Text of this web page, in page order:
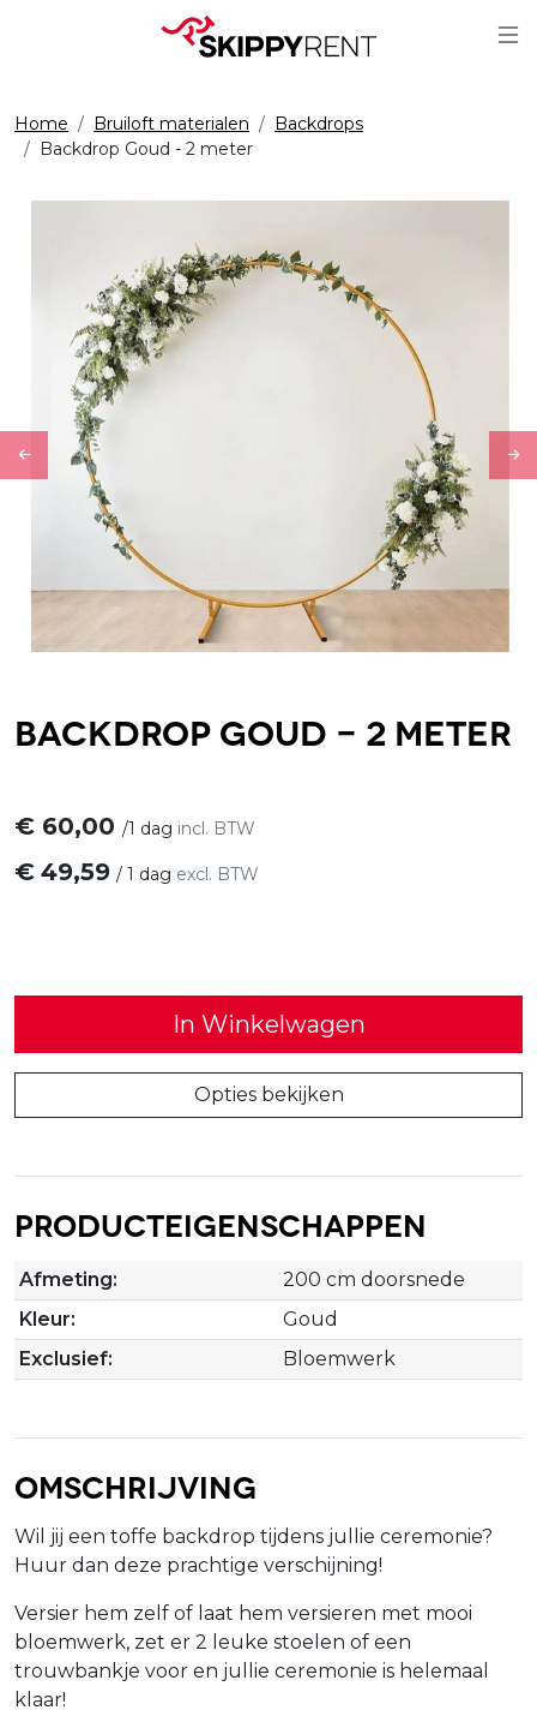
Home Bruiloft materialen
Backdrops
Backdrop Goud - 2 meter
Previous
Backdrop Goud - 2 meter
€ 60,00 /1 dag incl. BTW
€ 49,59 / 1 dag excl. BTW
In Winkelwagen
Opties bekijken
Producteigenschappen
Afmeting:
200 cm doorsnede
Kleur:
Goud
Exclusief:
Bloemwerk
Omschrijving
Wil jij een toffe backdrop tijdens jullie ceremonie?
Huur dan deze prachtige verschijning!
Versier hem zelf of laat hem versieren met mooi
bloemwerk, zet er 2 leuke stoelen of een
trouwbankje voor en jullie ceremonie is helemaal
klaar!